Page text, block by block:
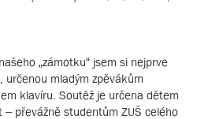
„zámotku“ jsem si nejprve
určenou mladým zpěvákům
klavíru. Soutěž je určena dětem
převážně studentům ZUŠ celého